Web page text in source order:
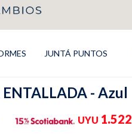
JUNTÁ PUNTOS
- Azul
UYU 1.522